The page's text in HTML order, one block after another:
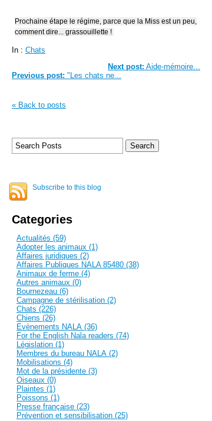
Prochaine étape le régime, parce que la Miss est un peu,
comment dire... grassouillette !
In : Chats
Next post: Aide-mémoire...
Previous post: "Les chats ne...
« Back to posts
Subscribe to this blog
Categories
Actualités (59)
Adopter les animaux (1)
Affaires juridiques (2)
Affaires Publiques NALA 85480 (38)
Animaux de ferme (4)
Autres animaux (0)
Bournezeau (6)
Campagne de stérilisation (2)
Chats (226)
Chiens (26)
Evènements NALA (36)
For the English Nala readers (74)
Législation (1)
Membres du bureau NALA (2)
Mobilisations (4)
Mot de la présidente (3)
Oiseaux (0)
Plaintes (1)
Poissons (1)
Presse française (23)
Prévention et sensibilisation (25)